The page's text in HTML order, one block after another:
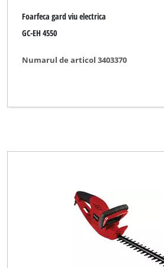
Foarfeca gard viu electrica
GC-EH 4550
Numarul de articol 3403370